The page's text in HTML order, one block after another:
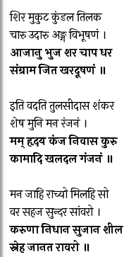
शिर मुकुट कुंडल तिलक
चारु उदारु अङ्ग विभूषणं ।
आजानु भुज शर चाप धर
संग्राम जित खरदूषणं ॥
इति वदति तुलसीदास शंकर
शेष मुनि मन रंजनं ।
मम् हृदय कंज निवास कुरु
कामादि खलदल गंजनं ॥
मन जाहि राच्यो मिलहि सो
वर सहज सुन्दर सांवरो ।
करुणा निधान सुजान शील
स्नेह जानत रावरो ॥